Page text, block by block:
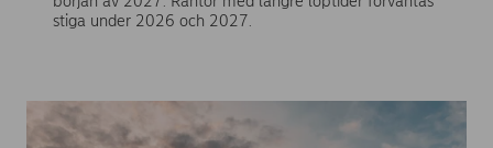
stiga under 2026 och 2027.